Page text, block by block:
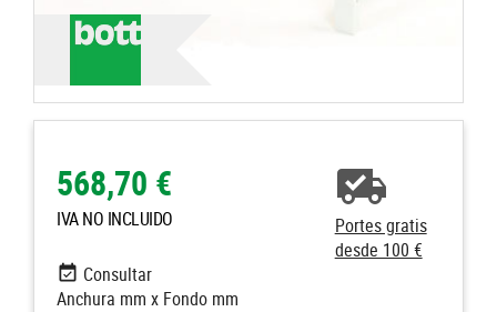
568,70 €
IVA NO INCLUIDO
Portes gratis
desde 100 €
Consultar
Anchura mm x Fondo mm